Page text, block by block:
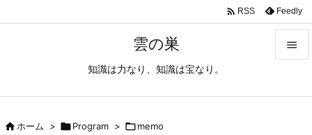
雲の巣
知識は力なり、知識は宝なり。

 RSS Feedly
ホーム > Program > memo